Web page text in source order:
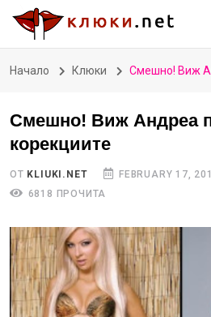
Начало Клюки Смешно! Виж
Смешно! Виж Андреа
корекциите
ОТ KLIUKI.NET FEBRUARY 17,
6818 ПРОЧИТА